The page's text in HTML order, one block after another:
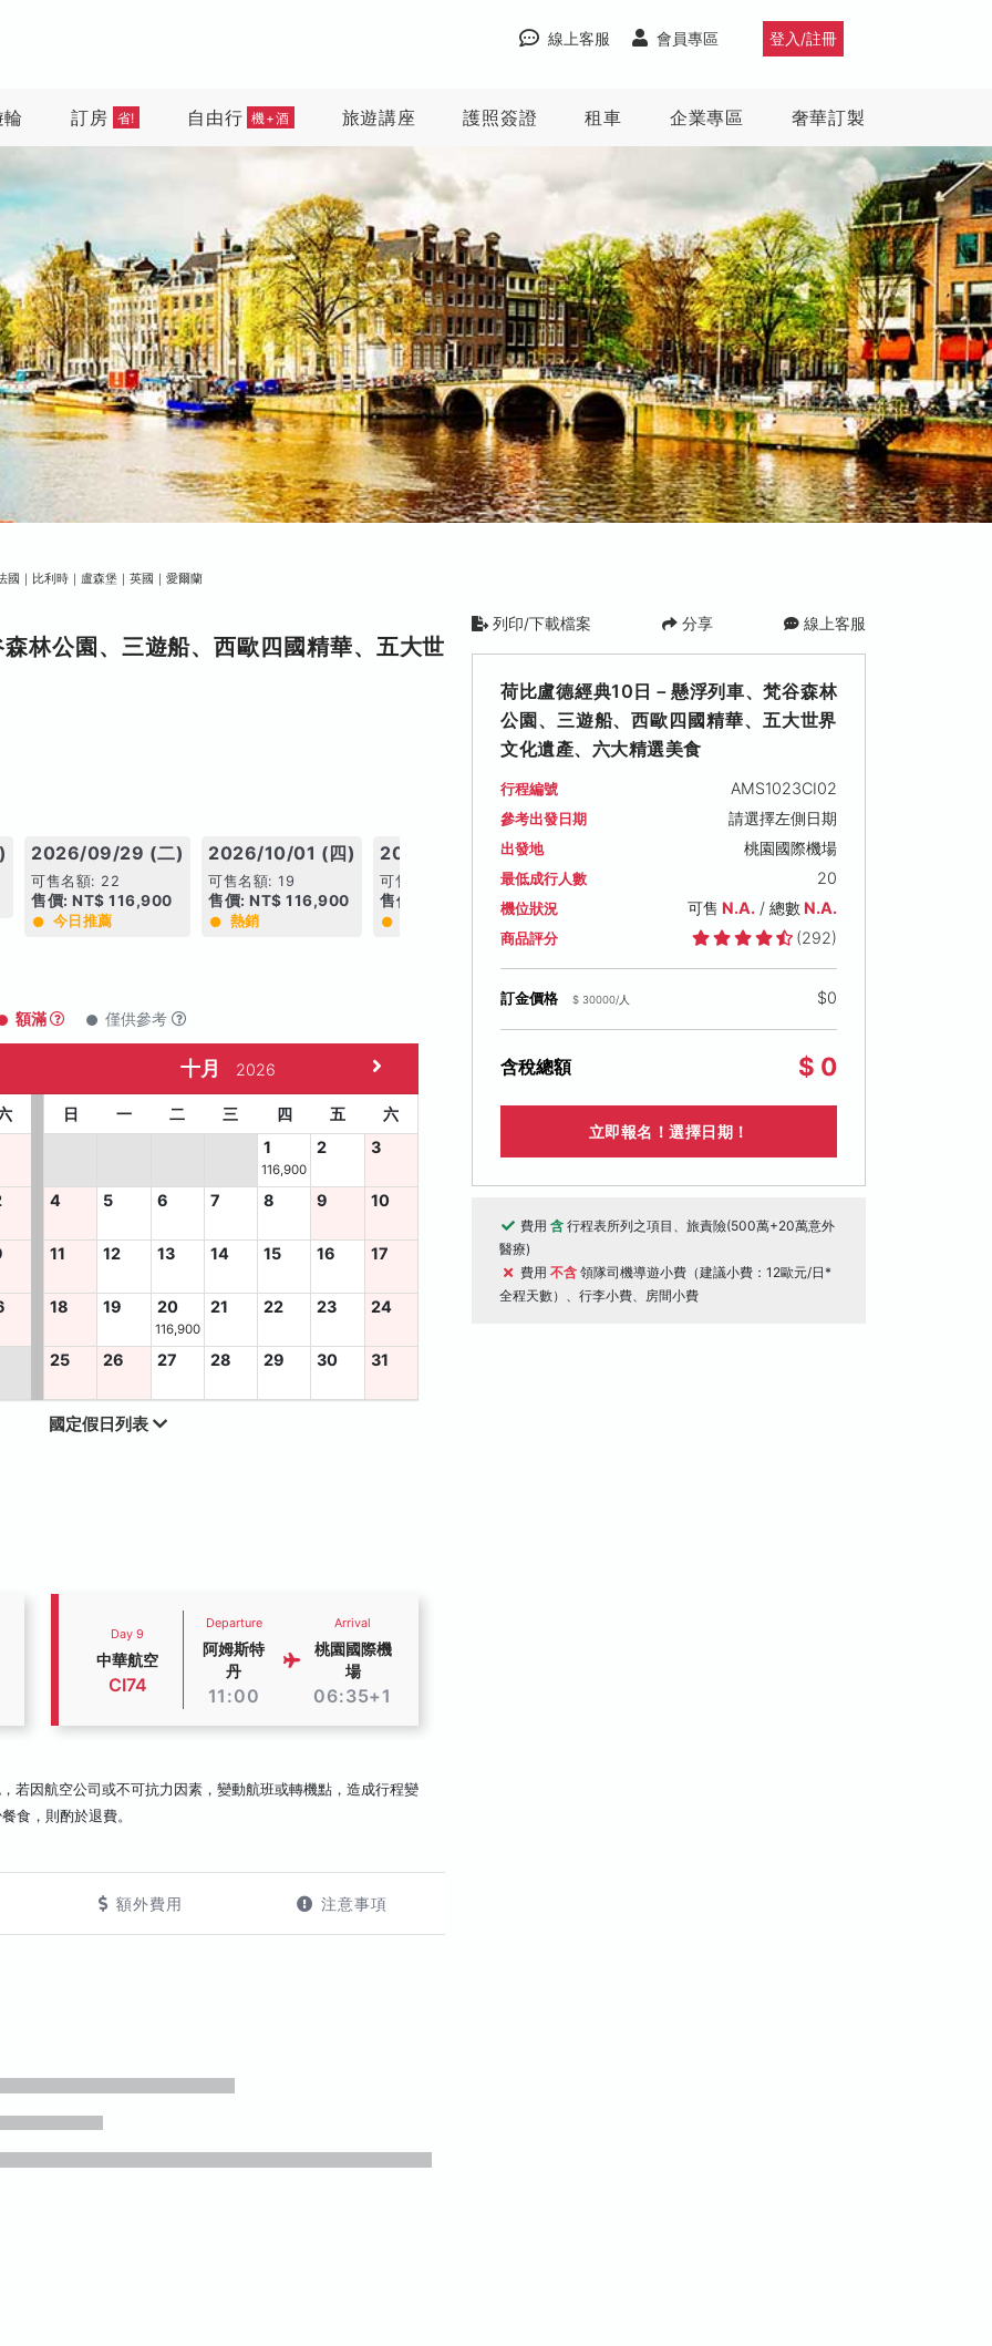
登入/註冊
會員專區
線上客服
訂房 省! 自由行 機+酒 旅遊講座 護照簽證 租車 企業專區 奢華訂製
國｜比利時｜盧森堡｜英國｜愛爾蘭
林公園、三遊船、西歐四國精華、五大世
2026/09/29 (二)
可售名額: 22
售價: NT$ 116,900
今日推薦
2026/10/01 (四)
可售名額: 19
售價: NT$ 116,900
熱銷
2026/10/20 (二)
可售名額: 21
售價: NT$ 116,900
額滿 僅供參考
十月 2026
日 一 二 三 四 五
六
1
116,900
2 3
4 5 6 7 8 9 10
11 12 13 14 15 16 17
18 19 20
116,900
21 22 23 24
25 26 27 28 29 30 31
國定假日列表
Day 9
中華航空
CI74
Departure
阿姆斯特
丹
11:00
Arrival
桃園國際機
場
06:35+1
若因航空公司或不可抗力因素，變動航班或轉機點，造成行程變
食，則酌於退費。
額外費用 注意事項
列印/下載檔案 分享 線上客服
荷比盧德經典10日－懸浮列車、梵谷森林
公園、三遊船、西歐四國精華、五大世界
文化遺產、六大精選美食
行程編號 AMS1023CI02
參考出發日期 請選擇左側日期
出發地 桃園國際機場
最低成行人數 20
機位狀況 可售 N.A./ 總數N.A.
商品評分 (292)
訂金價格 $ 30000/人 $0
含稅總額 $ 0
立即報名！選擇日期！
費用 含 行程表所列之項目、旅責險(500萬+20萬意外
醫療)
費用 不含 領隊司機導遊小費（建議小費：12歐元/日*
全程天數）、行李小費、房間小費